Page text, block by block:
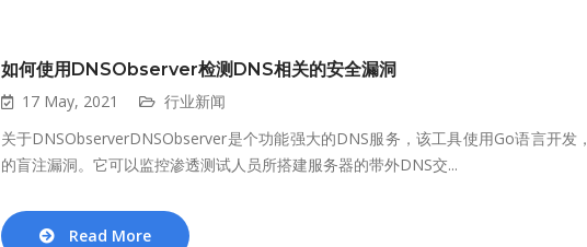
如何使用DNSObserver检测DNS相关的安全漏洞
17 May, 2021
行业新闻
关于DNSObserverDNSObserver是个功能强大的DNS服务，该工具使用Go语言开发
的盲注漏洞。它可以监控渗透测试人员所搭建服务器的带外DNS交...
Read More